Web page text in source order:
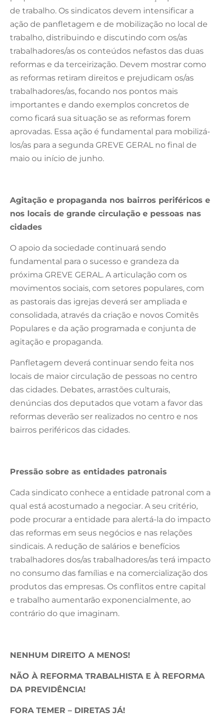
de trabalho. Os sindicatos devem intensificar a
ação de panfletagem e de mobilização no local de
trabalho, distribuindo e discutindo com os/as
trabalhadores/as os conteúdos nefastos das duas
reformas e da terceirização. Devem mostrar como
as reformas retiram direitos e prejudicam os/as
trabalhadores/as, focando nos pontos mais
importantes e dando exemplos concretos de
como ficará sua situação se as reformas forem
aprovadas. Essa ação é fundamental para mobilizá-
los/as para a segunda GREVE GERAL no final de
maio ou início de junho.
Agitação e propaganda nos bairros periféricos e
nos locais de grande circulação e pessoas nas
cidades
O apoio da sociedade continuará sendo
fundamental para o sucesso e grandeza da
próxima GREVE GERAL. A articulação com os
movimentos sociais, com setores populares, com
as pastorais das igrejas deverá ser ampliada e
consolidada, através da criação e novos Comitês
Populares e da ação programada e conjunta de
agitação e propaganda.
Panfletagem deverá continuar sendo feita nos
locais de maior circulação de pessoas no centro
das cidades. Debates, arrastões culturais,
denúncias dos deputados que votam a favor das
reformas deverão ser realizados no centro e nos
bairros periféricos das cidades.
Pressão sobre as entidades patronais
Cada sindicato conhece a entidade patronal com a
qual está acostumado a negociar. A seu critério,
pode procurar a entidade para alertá-la do impacto
das reformas em seus negócios e nas relações
sindicais. A redução de salários e benefícios
trabalhadores dos/as trabalhadores/as terá impacto
no consumo das famílias e na comercialização dos
produtos das empresas. Os conflitos entre capital
e trabalho aumentarão exponencialmente, ao
contrário do que imaginam.
NENHUM DIREITO A MENOS!
NÃO À REFORMA TRABALHISTA E À REFORMA
DA PREVIDÊNCIA!
FORA TEMER – DIRETAS JÁ!